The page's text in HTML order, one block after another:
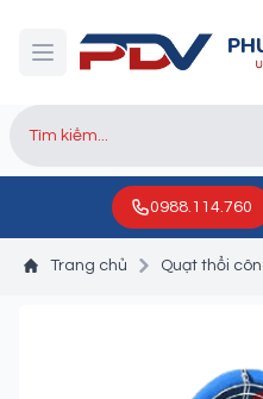
0988.114.760
Trang chủ Quạt thổi